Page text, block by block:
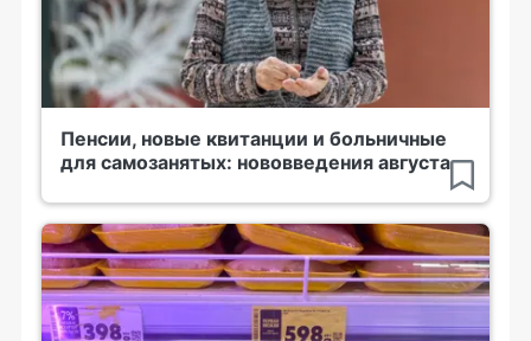
Пенсии, новые квитанции и больничные
для самозанятых: нововведения августа